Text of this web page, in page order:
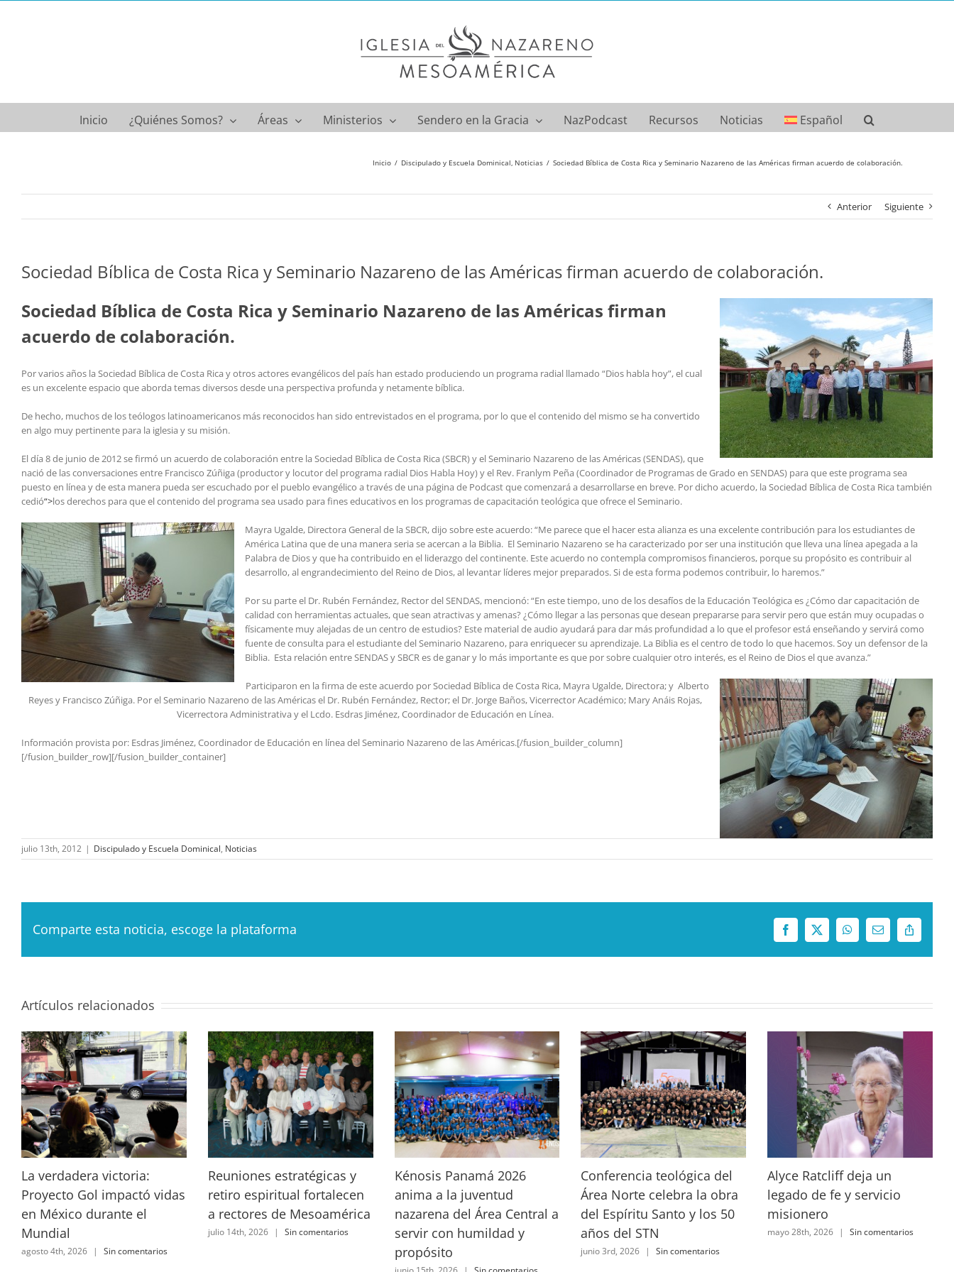
Inicio ¿Quiénes Somos? Áreas Ministerios Sendero en la Gracia NazPodcast Recursos Noticias Español
Inicio Discipulado y Escuela Dominical Noticias Sociedad Bíblica de Costa Rica y Seminario Nazareno de las Américas firman acuerdo de colaboración.
Anterior Siguiente
Sociedad Bíblica de Costa Rica y Seminario Nazareno de las Américas firman acuerdo de colaboración.
Sociedad Bíblica de Costa Rica y Seminario Nazareno de las Américas firman
acuerdo de colaboración.
Por varios años la Sociedad Bíblica de Costa Rica y otros actores evangélicos del país han estado produciendo un programa radial llamado “Dios habla hoy”, el cual
es un excelente espacio que aborda temas diversos desde una perspectiva profunda y netamente bíblica.
De hecho, muchos de los teólogos latinoamericanos más reconocidos han sido entrevistados en el programa, por lo que el contenido del mismo se ha convertido
en algo muy pertinente para la iglesia y su misión.
El día 8 de junio de 2012 se firmó un acuerdo de colaboración entre la Sociedad Bíblica de Costa Rica (SBCR) y el Seminario Nazareno de las Américas (SENDAS), que
nació de las conversaciones entre Francisco Zúñiga (productor y locutor del programa radial Dios Habla Hoy) y el Rev. Franlym Peña (Coordinador de Programas de Grado en SENDAS) para que este programa sea
puesto en línea y de esta manera pueda ser escuchado por el pueblo evangélico a través de una página de Podcast que comenzará a desarrollarse en breve. Por dicho acuerdo, la Sociedad Bíblica de Costa Rica también
cedió“>los derechos para que el contenido del programa sea usado para fines educativos en los programas de capacitación teológica que ofrece el Seminario.
Mayra Ugalde, Directora General de la SBCR, dijo sobre este acuerdo: “Me parece que el hacer esta alianza es una excelente contribución para los estudiantes de
América Latina que de una manera seria se acercan a la Biblia. El Seminario Nazareno se ha caracterizado por ser una institución que lleva una línea apegada a la
Palabra de Dios y que ha contribuido en el liderazgo del continente. Este acuerdo no contempla compromisos financieros, porque su propósito es contribuir al
desarrollo, al engrandecimiento del Reino de Dios, al levantar líderes mejor preparados. Si de esta forma podemos contribuir, lo haremos.”
Por su parte el Dr. Rubén Fernández, Rector del SENDAS, mencionó: “En este tiempo, uno de los desafíos de la Educación Teológica es ¿Cómo dar capacitación de
calidad con herramientas actuales, que sean atractivas y amenas? ¿Cómo llegar a las personas que desean prepararse para servir pero que están muy ocupadas o
físicamente muy alejadas de un centro de estudios? Este material de audio ayudará para dar más profundidad a lo que el profesor está enseñando y servirá como
fuente de consulta para el estudiante del Seminario Nazareno, para enriquecer su aprendizaje. La Biblia es el centro de todo lo que hacemos. Soy un defensor de la
Biblia. Esta relación entre SENDAS y SBCR es de ganar y lo más importante es que por sobre cualquier otro interés, es el Reino de Dios el que avanza.”
Participaron en la firma de este acuerdo por Sociedad Bíblica de Costa Rica, Mayra Ugalde, Directora; y Alberto
Reyes y Francisco Zúñiga. Por el Seminario Nazareno de las Américas el Dr. Rubén Fernández, Rector; el Dr. Jorge Baños, Vicerrector Académico; Mary Anáis Rojas,
Vicerrectora Administrativa y el Lcdo. Esdras Jiménez, Coordinador de Educación en Línea.
Información provista por: Esdras Jiménez, Coordinador de Educación en línea del Seminario Nazareno de las Américas.[/fusion_builder_column]
[/fusion_builder_row][/fusion_builder_container]
julio 13th, 2012 | Discipulado y Escuela Dominical, Noticias
Comparte esta noticia, escoge la plataforma Facebook
X WhatsAppCorreo
electrónico
Copy
Link
Artículos relacionados
La verdadera victoria:
Proyecto Gol impactó vidas
en México durante el
Mundial
agosto 4th, 2026 | Sin comentarios
Reuniones estratégicas y
retiro espiritual fortalecen
a rectores de Mesoamérica
julio 14th, 2026 | Sin comentarios
Kénosis Panamá 2026
anima a la juventud
nazarena del Área Central a
servir con humildad y
propósito
Conferencia teológica del
Área Norte celebra la obra
del Espíritu Santo y los 50
años del STN
junio 3rd, 2026 | Sin comentarios
Alyce Ratcliff deja un
legado de fe y servicio
misionero
mayo 28th, 2026 | Sin comentarios